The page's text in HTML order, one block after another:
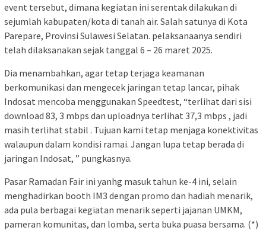
event tersebut, dimana kegiatan ini serentak dilakukan di
sejumlah kabupaten/kota di tanah air. Salah satunya di Kota
Parepare, Provinsi Sulawesi Selatan. pelaksanaanya sendiri
telah dilaksanakan sejak tanggal 6 – 26 maret 2025.
Dia menambahkan, agar tetap terjaga keamanan
berkomunikasi dan mengecek jaringan tetap lancar, pihak
Indosat mencoba menggunakan Speedtest, “terlihat dari sisi
download 83, 3 mbps dan uploadnya terlihat 37,3 mbps , jadi
masih terlihat stabil . Tujuan kami tetap menjaga konektivitas
walaupun dalam kondisi ramai. Jangan lupa tetap berada di
jaringan Indosat, ” pungkasnya.
Pasar Ramadan Fair ini yanhg masuk tahun ke-4 ini, selain
menghadirkan booth IM3 dengan promo dan hadiah menarik,
ada pula berbagai kegiatan menarik seperti jajanan UMKM,
pameran komunitas, dan lomba, serta buka puasa bersama. (*)